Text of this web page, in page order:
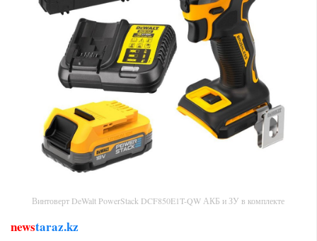
Винтоверт DeWalt PowerStack DCF850E1T-QW АКБ и ЗУ в комплекте
newstaraz.kz